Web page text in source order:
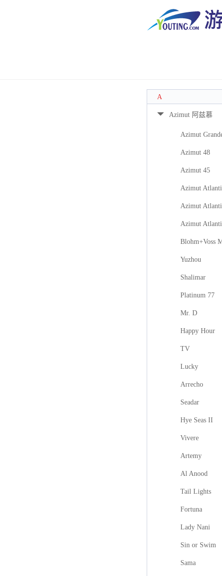
A
Azimut 阿兹慕
Azimut
Azimut 48
Azimut 45
Azimut
Azimut
Azimut
Blohm+Voss
Yuzhou
Shalimar
Platinum 77
Mr. D
Happy Hour
TV
Lucky
Arrecho
Seadar
Hye Seas II
Vivere
Artemy
Al Anood
Tail Lights
Fortuna
Lady Nani
Sin or Swim
Sama